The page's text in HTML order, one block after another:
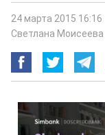
24 марта 2015 16:16
Светлана Моисеева